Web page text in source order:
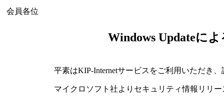
会員各位
Windows Updateに
平素はKIP-Internetサービスをご利用いただき
マイクロソフト社よりセキュリティ情報リリ